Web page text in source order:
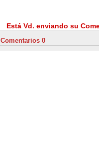
Está Vd. enviando su
Comentarios 0